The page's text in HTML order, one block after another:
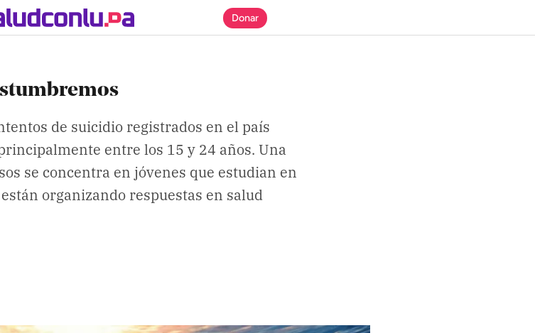
Donar
de suicidio registrados en el país
entre los 15 y 24 años. Una
se concentra en jóvenes que estudian en
organizando respuestas en salud